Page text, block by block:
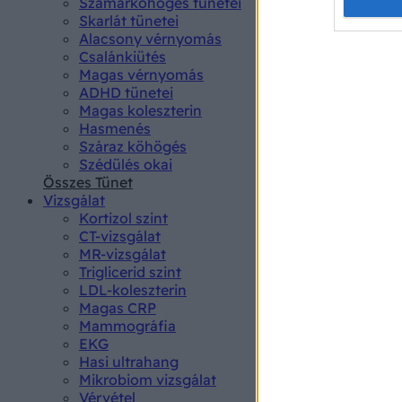
Skarlát tünetei
Alacsony vérnyomás
Csalánkiütés
Magas vérnyomás
ADHD tünetei
Magas koleszterin
Hasmenés
Száraz köhögés
Szédülés okai
Összes Tünet
Vizsgálat
Kortizol szint
CT-vizsgálat
MR-vizsgálat
Triglicerid szint
LDL-koleszterin
Magas CRP
Mammográfia
EKG
Hasi ultrahang
Mikrobiom vizsgálat
Vérvétel